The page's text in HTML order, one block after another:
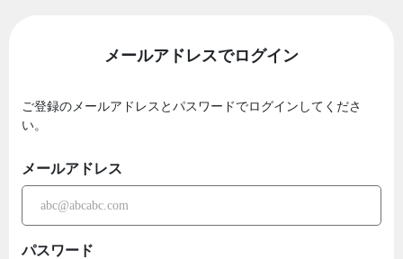
メールアドレスでログイン
ご登録のメールアドレスとパスワードでログインしてくださ
い。
メールアドレス
パスワード